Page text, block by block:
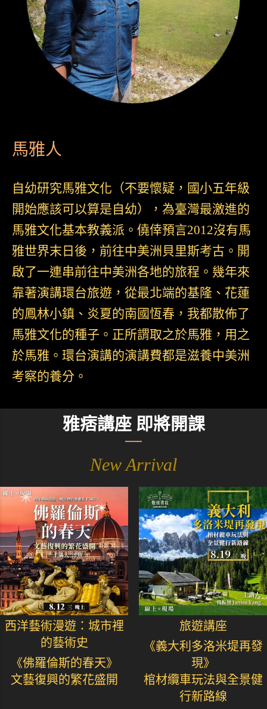
馬雅人
自幼研究馬雅文化（不要懷疑，國小五年級
開始應該可以算是自幼），為臺灣最激進的
馬雅文化基本教義派。僥倖預言2012沒有馬
雅世界末日後，前往中美洲貝里斯考古。開
啟了一連串前往中美洲各地的旅程。幾年來
靠著演講環台旅遊，從最北端的基隆、花蓮
的鳳林小鎮、炎夏的南國恆春，我都散佈了
馬雅文化的種子。正所謂取之於馬雅，用之
於馬雅。環台演講的演講費都是滋養中美洲
考察的養分。
雅痞講座 即將開課
New Arrival
西洋藝術漫遊：城市裡
的藝術史
《佛羅倫斯的春天》
文藝復興的繁花盛開
旅遊講座
《義大利多洛米堤再發
現》
棺材纜車玩法與全景健
行新路線